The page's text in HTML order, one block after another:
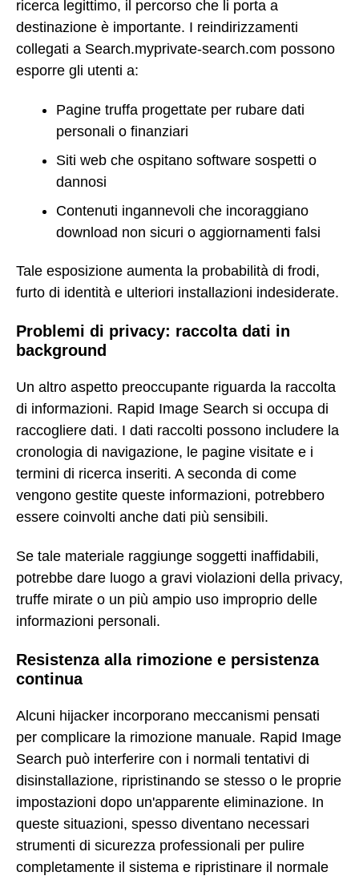
ricerca legittimo, il percorso che li porta a
destinazione è importante. I reindirizzamenti
collegati a Search.myprivate-search.com possono
esporre gli utenti a:
Pagine truffa progettate per rubare dati
personali o finanziari
Siti web che ospitano software sospetti o
dannosi
Contenuti ingannevoli che incoraggiano
download non sicuri o aggiornamenti falsi
Tale esposizione aumenta la probabilità di frodi,
furto di identità e ulteriori installazioni indesiderate.
Problemi di privacy: raccolta dati in
background
Un altro aspetto preoccupante riguarda la raccolta
di informazioni. Rapid Image Search si occupa di
raccogliere dati. I dati raccolti possono includere la
cronologia di navigazione, le pagine visitate e i
termini di ricerca inseriti. A seconda di come
vengono gestite queste informazioni, potrebbero
essere coinvolti anche dati più sensibili.
Se tale materiale raggiunge soggetti inaffidabili,
potrebbe dare luogo a gravi violazioni della privacy,
truffe mirate o un più ampio uso improprio delle
informazioni personali.
Resistenza alla rimozione e persistenza
continua
Alcuni hijacker incorporano meccanismi pensati
per complicare la rimozione manuale. Rapid Image
Search può interferire con i normali tentativi di
disinstallazione, ripristinando se stesso o le proprie
impostazioni dopo un'apparente eliminazione. In
queste situazioni, spesso diventano necessari
strumenti di sicurezza professionali per pulire
completamente il sistema e ripristinare il normale